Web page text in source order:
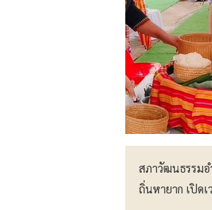
สภาวัฒนธรรมอ
ถิ่นหายาก เปิด